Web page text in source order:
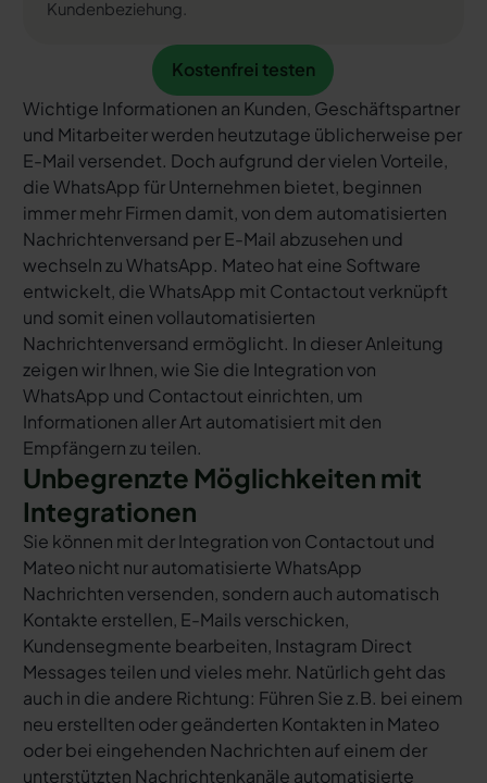
Kundenbeziehung.
Kostenfrei testen
Kostenfrei testen
Wichtige Informationen an Kunden, Geschäftspartner
und Mitarbeiter werden heutzutage üblicherweise per
E-Mail versendet. Doch aufgrund der vielen Vorteile,
die WhatsApp für Unternehmen bietet, beginnen
immer mehr Firmen damit, von dem automatisierten
Nachrichtenversand per E-Mail abzusehen und
wechseln zu WhatsApp. Mateo hat eine Software
entwickelt, die WhatsApp mit Contactout verknüpft
und somit einen vollautomatisierten
Nachrichtenversand ermöglicht. In dieser Anleitung
zeigen wir Ihnen, wie Sie die Integration von
WhatsApp und Contactout einrichten, um
Informationen aller Art automatisiert mit den
Empfängern zu teilen.
Unbegrenzte Möglichkeiten mit
Integrationen
Sie können mit der Integration von Contactout und
Mateo nicht nur automatisierte WhatsApp
Nachrichten versenden, sondern auch automatisch
Kontakte erstellen, E-Mails verschicken,
Kundensegmente bearbeiten, Instagram Direct
Messages teilen und vieles mehr. Natürlich geht das
auch in die andere Richtung: Führen Sie z.B. bei einem
neu erstellten oder geänderten Kontakten in Mateo
oder bei eingehenden Nachrichten auf einem der
unterstützten Nachrichtenkanäle automatisierte